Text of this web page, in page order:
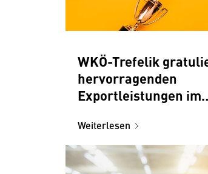
WKÖ-Trefelik
hervorragenden
Exportleistungen im
Weiterlesen